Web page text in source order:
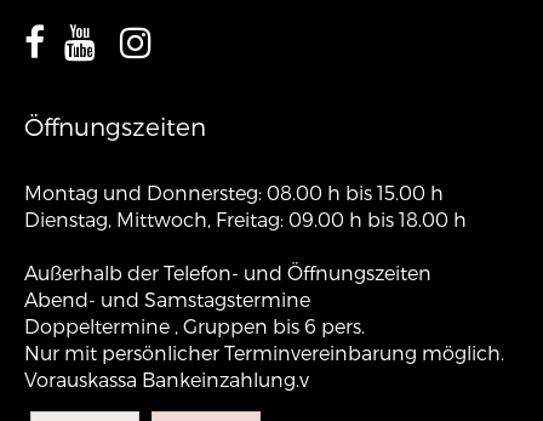
Öffnungszeiten
Montag und Donnersteg: 08.00 h bis 15.00 h
Dienstag, Mittwoch, Freitag: 09.00 h bis 18.00 h
Außerhalb der Telefon- und Öffnungszeiten
Abend- und Samstagstermine
Doppeltermine , Gruppen bis 6 pers.
Nur mit persönlicher Terminvereinbarung möglich.
Vorauskassa Bankeinzahlung.v